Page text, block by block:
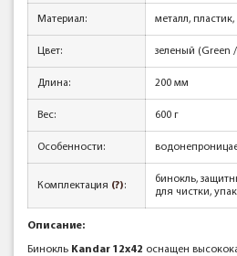
Материал: металл, пластик,
Цвет: зеленый (Green
Длина: 200 мм
Вес: 600 г
Особенности:
Комплектация (?):
бинокль,
для чистки,
Описание:
Бинокль Kandar 12x42 оснащен